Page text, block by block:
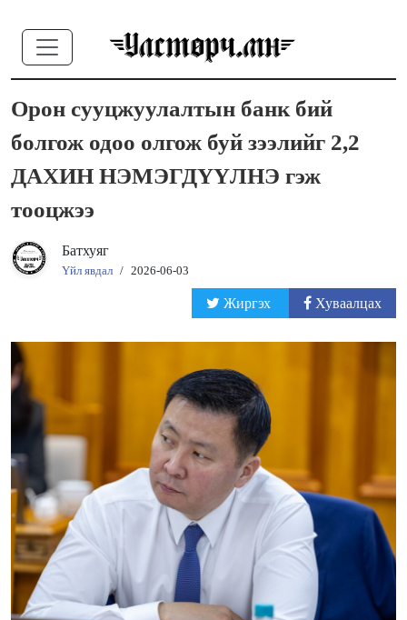
Орон сууцжуулалтын банк бий
болгож одоо олгож буй зээлийг 2,2
ДАХИН НЭМЭГДҮҮЛНЭ гэж
тооцжээ
Батхуяг
Үйл явдал / 2026-06-03
Жиргэх Хуваалцах